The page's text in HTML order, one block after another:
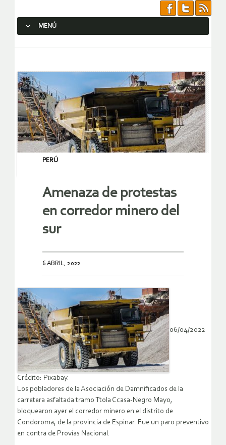
MENÚ
PERÚ
Amenaza de protestas
en corredor minero del
sur
6 ABRIL, 2022
06/04/2022
Crédito: Pixabay.
Los pobladores de la Asociación de Damnificados de la
carretera asfaltada tramo Ttola Ccasa-Negro Mayo,
bloquearon ayer el corredor minero en el distrito de
Condoroma, de la provincia de Espinar. Fue un paro preventivo
en contra de Provías Nacional.